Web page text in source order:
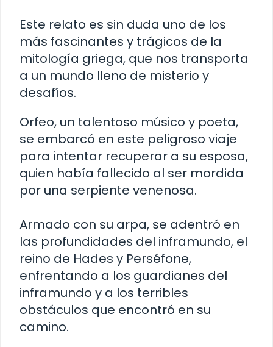
Este relato es sin duda uno de los
más fascinantes y trágicos de la
mitología griega, que nos transporta
a un mundo lleno de misterio y
desafíos.
Orfeo, un talentoso músico y poeta,
se embarcó en este peligroso viaje
para intentar recuperar a su esposa,
quien había fallecido al ser mordida
por una serpiente venenosa.
Armado con su arpa, se adentró en
las profundidades del inframundo, el
reino de Hades y Perséfone,
enfrentando a los guardianes del
inframundo y a los terribles
obstáculos que encontró en su
camino.